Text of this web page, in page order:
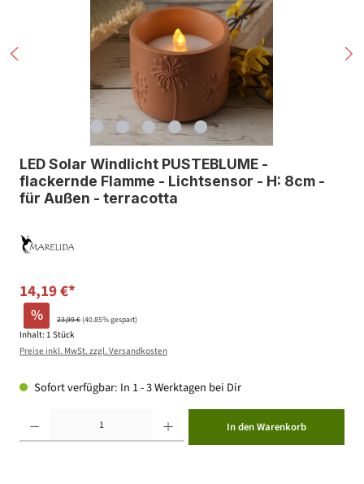
LED Solar Windlicht PUSTEBLUME -
flackernde Flamme - Lichtsensor - H: 8cm -
für Außen - terracotta
14,19 €*
% 23,99 €(40.85% gespart)
Inhalt: 1 Stück
Preise inkl. MwSt. zzgl. Versandkosten
Sofort verfügbar: In 1 - 3 Werktagen bei Dir
In den Warenkorb